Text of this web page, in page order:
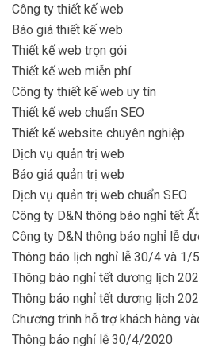
Công ty thiết kế web
Báo giá thiết kế web
Thiết kế web trọn gói
Thiết kế web miễn phí
Công ty thiết kế web uy tín
Thiết kế web chuẩn SEO
Thiết kế website chuyên nghiệp
Dịch vụ quản trị web
Báo giá quản trị web
Dịch vụ quản trị web chuẩn SEO
Công ty D&N thông báo nghỉ tết
Công ty D&N thông báo nghỉ lễ
Thông báo lịch nghỉ lễ 30/4 và 1/5
Thông báo nghỉ tết dương lịch
Thông báo nghỉ tết dương lịch
Chương trình hỗ trợ khách hàng
Thông báo nghỉ lễ 30/4/2020